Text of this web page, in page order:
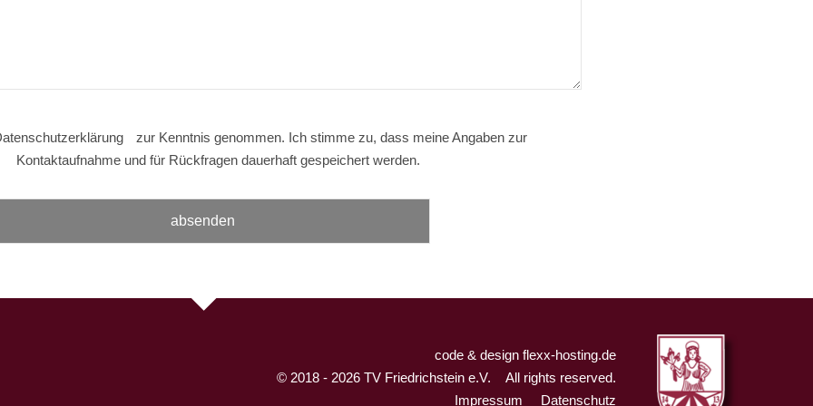
zur Kenntnis genommen. Ich stimme zu, dass meine Angaben zur
Kontaktaufnahme und für Rückfragen dauerhaft gespeichert werden.
code & design flexx-hosting.de
© 2018 - 2026 TV Friedrichstein e.V.
All rights reserved.
Impressum
Datenschutz